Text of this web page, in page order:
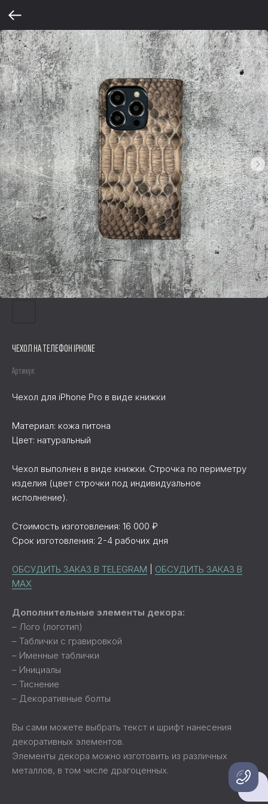
ЧЕХОЛ НА ТЕЛЕФОН IPHONE
Артикул:
Чехол для iPhone Pro в виде книжки
Материал: кожа питона
Цвет: натуральный
Чехол выполнен в виде книжки. Строчка по периметру
изделия (цвет строчки под индивидуальное
исполнение).
Стоимость изготовления: 16 000 ₽
Срок изготовления: 2-4 рабочих дня
ОБСУДИТЬ ЗАКАЗ В TELEGRAM
ОБСУДИТЬ ЗАКАЗ В
MAX
Дополнительные элементы декора:
– Лого (логотип)
– Таблички с гравировкой
– Именные таблички
– Инициалы
– Тиснение
– Декоративные болты
Вы сами можете выбрать текст и шрифт нанесения
декоративных элементов.
Элементы декора можно изготовить из различных
металлов, в том числе драгоценных.